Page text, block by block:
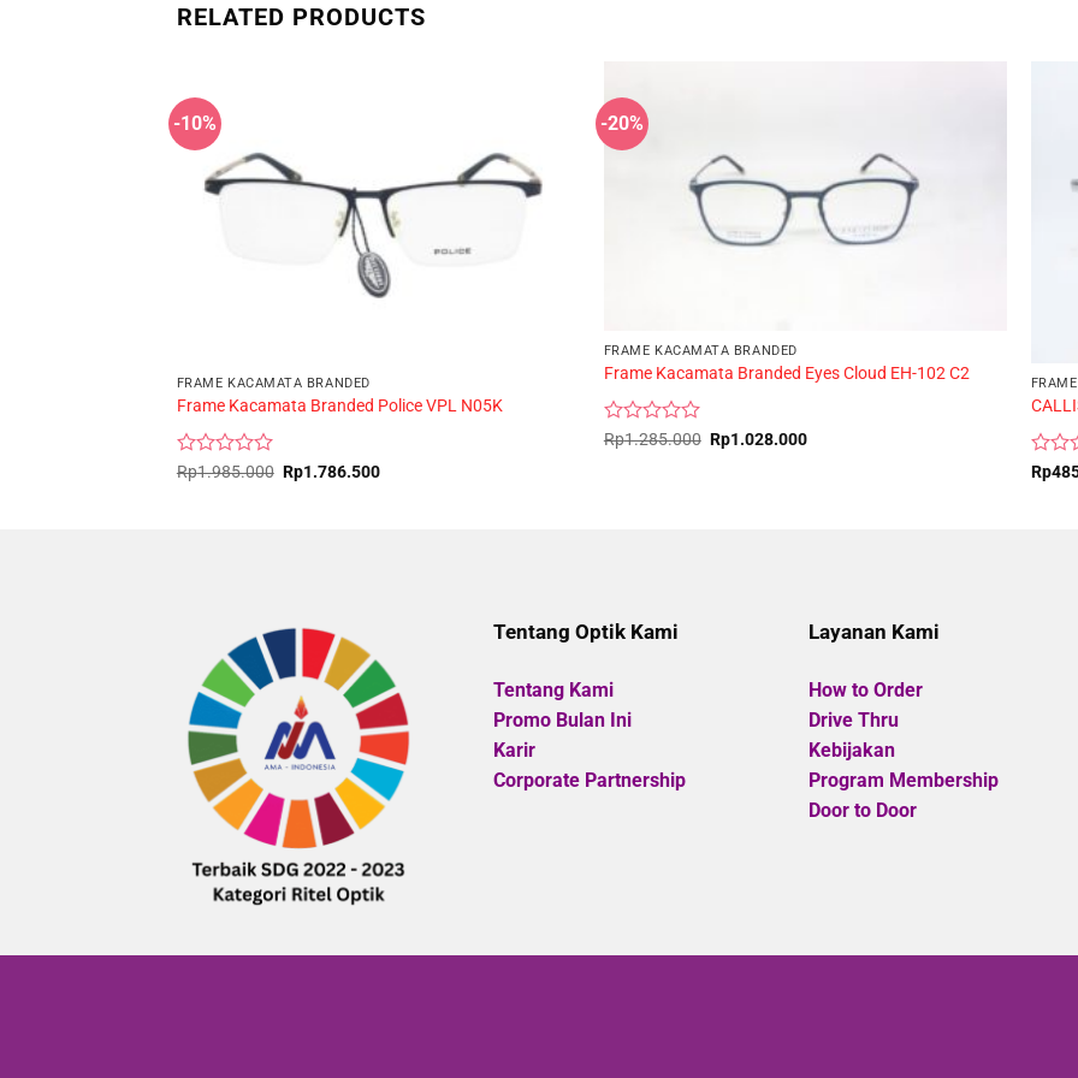
RELATED PRODUCTS
-10%
FRAME KACAMATA BRANDED
Frame Kacamata Branded Police VPL N05K
Rated
Rp1.985.000 Original
price
Rp1.786.500Current
-20%
FRAME KACAMATA BRANDED
Frame Kacamata Branded Eyes Cloud EH-102 C2
Rated
Rp1.285.000 Original
price
Rp1.028.000Current
Rated
Rp
Tentang Optik Kami
Tentang Kami
Promo Bulan Ini
Karir
Corporate Partnership
Layanan Kami
How to Order
Drive Thru
Kebijakan
Program Membership
Door to Door